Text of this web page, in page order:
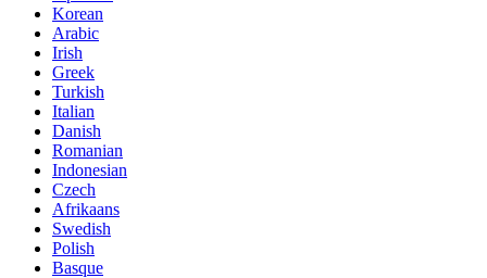
Korean
Arabic
Irish
Greek
Turkish
Italian
Danish
Romanian
Indonesian
Czech
Afrikaans
Swedish
Polish
Basque